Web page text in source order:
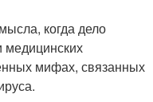
когда дело
медицинских
мифах, связанных